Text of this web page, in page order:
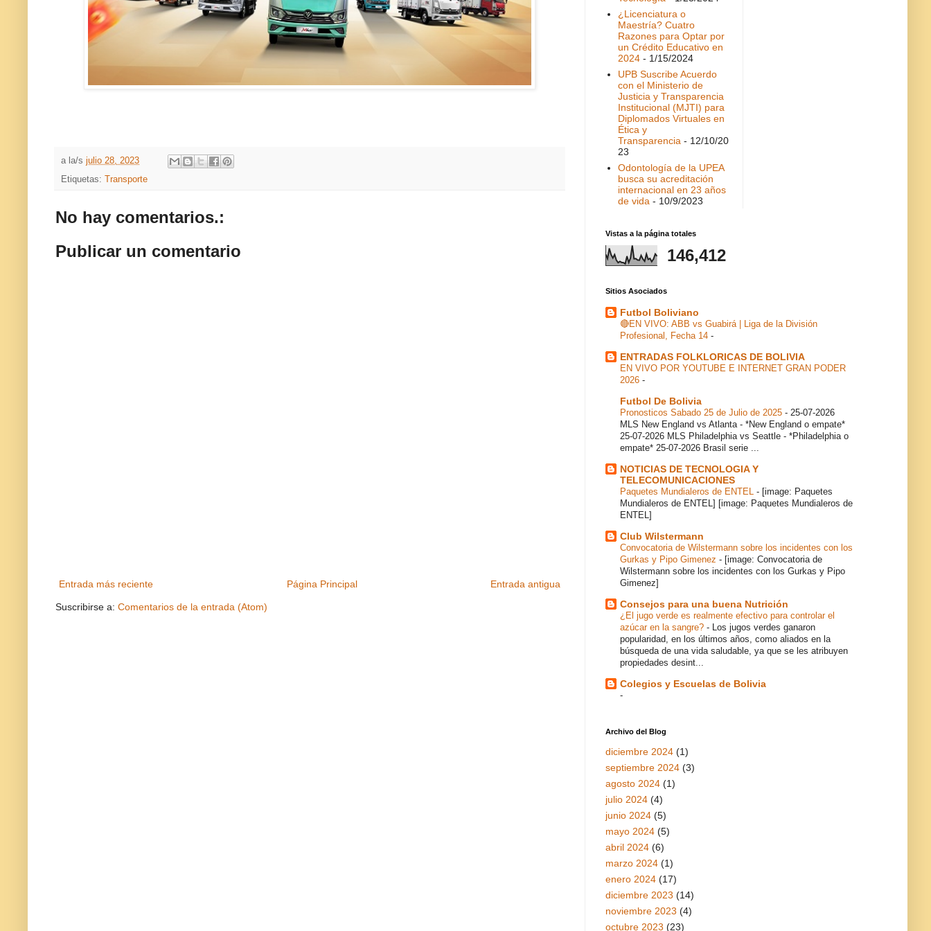
a la/s julio 28, 2023
Etiquetas:
Transporte
No hay comentarios.:
Publicar un comentario
Entrada más reciente Entrada antigua
Página Principal
Suscribirse a: Comentarios de la entrada (Atom)
¿Licenciatura o
Maestría? Cuatro
Razones para Optar por
un Crédito Educativo en
2024- 1/15/2024
UPB Suscribe Acuerdo
con el Ministerio de
Justicia y Transparencia
Institucional (MJTI) para
Diplomados Virtuales en
Ética y
Transparencia - 12/10/20
23
Odontología de la UPEA
busca su acreditación
internacional en 23 años
de vida - 10/9/2023
Vistas a la página totales
146,412
Sitios Asociados
Futbol Boliviano
🔴EN VIVO: ABB vs Guabirá | Liga de la División
Profesional, Fecha 14 -
ENTRADAS FOLKLORICAS DE BOLIVIA
EN VIVO POR YOUTUBE E INTERNET GRAN PODER
2026 -
Futbol De Bolivia
Pronosticos Sabado 25 de Julio de 2025 - 25-07-2026
MLS New England vs Atlanta - *New England o empate*
25-07-2026 MLS Philadelphia vs Seattle - *Philadelphia o
empate* 25-07-2026 Brasil serie ...
NOTICIAS DE TECNOLOGIA Y
TELECOMUNICACIONES
Paquetes Mundialeros de ENTEL - [image: Paquetes
Mundialeros de ENTEL] [image: Paquetes Mundialeros de
ENTEL]
Club Wilstermann
Convocatoria de Wilstermann sobre los incidentes con los
Gurkas y Pipo Gimenez - [image: Convocatoria de
Wilstermann sobre los incidentes con los Gurkas y Pipo
Gimenez]
Consejos para una buena Nutrición
¿El jugo verde es realmente efectivo para controlar el
azúcar en la sangre? - Los jugos verdes ganaron
popularidad, en los últimos años, como aliados en la
búsqueda de una vida saludable, ya que se les atribuyen
propiedades desint...
Colegios y Escuelas de Bolivia
-
Archivo del Blog
diciembre 2024 (1)
septiembre 2024 (3)
agosto 2024 (1)
julio 2024 (4)
junio 2024 (5)
mayo 2024 (5)
abril 2024 (6)
marzo 2024 (1)
enero 2024 (17)
diciembre 2023 (14)
noviembre 2023 (4)
octubre 2023 (23)